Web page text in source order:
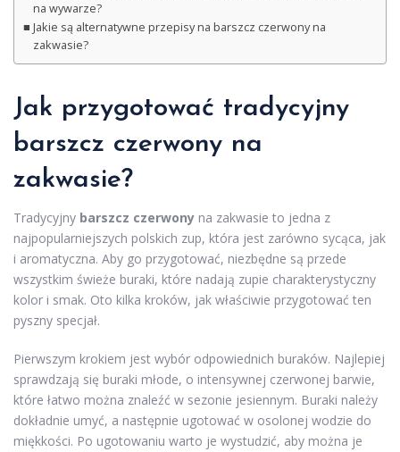
na wywarze?
Jakie są alternatywne przepisy na barszcz czerwony na
zakwasie?
Jak przygotować tradycyjny
barszcz czerwony na
zakwasie?
Tradycyjny barszcz czerwony na zakwasie to jedna z
najpopularniejszych polskich zup, która jest zarówno sycąca, jak
i aromatyczna. Aby go przygotować, niezbędne są przede
wszystkim świeże buraki, które nadają zupie charakterystyczny
kolor i smak. Oto kilka kroków, jak właściwie przygotować ten
pyszny specjał.
Pierwszym krokiem jest wybór odpowiednich buraków. Najlepiej
sprawdzają się buraki młode, o intensywnej czerwonej barwie,
które łatwo można znaleźć w sezonie jesiennym. Buraki należy
dokładnie umyć, a następnie ugotować w osolonej wodzie do
miękkości. Po ugotowaniu warto je wystudzić, aby można je